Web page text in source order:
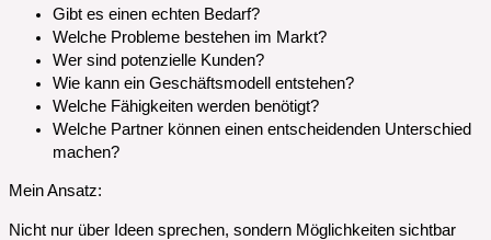
Gibt es einen echten Bedarf?
Welche Probleme bestehen im Markt?
Wer sind potenzielle Kunden?
Wie kann ein Geschäftsmodell entstehen?
Welche Fähigkeiten werden benötigt?
Welche Partner können einen entscheidenden Unterschied
machen?
Mein Ansatz:
Nicht nur über Ideen sprechen, sondern Möglichkeiten sichtbar